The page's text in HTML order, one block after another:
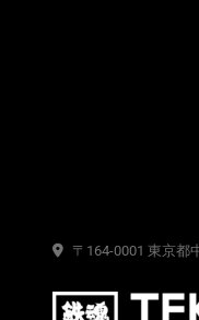
〒164-0001 東京都